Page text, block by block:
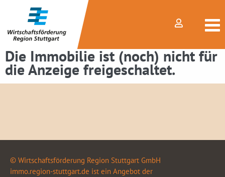
Die Immobilie ist (noch) nicht für
die Anzeige freigeschaltet.
© Wirtschaftsförderung Region Stuttgart GmbH
immo.region-stuttgart.de ist ein Angebot der